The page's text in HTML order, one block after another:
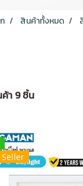
สินค้าทั้งหมด
า 9 ชิ้น